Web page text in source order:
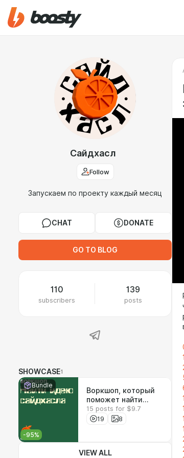
Сайдхасл
Follow
Запускаем по проекту каждый месяц
CHAT DONATE
GO TO BLOG
110
subscribers
139
posts
SHOWCASE1
Bundle
-95%
Воркшоп, который
поможет найти
идею сайдхасла
и время, чтобы её
15 posts for $9.7
19
8
VIEW ALL